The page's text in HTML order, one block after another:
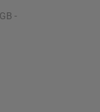
-